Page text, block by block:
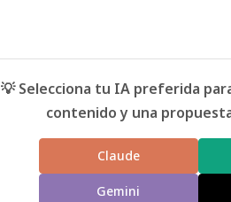
💡 Selecciona tu IA preferida
contenido y una
Claude
Gemini